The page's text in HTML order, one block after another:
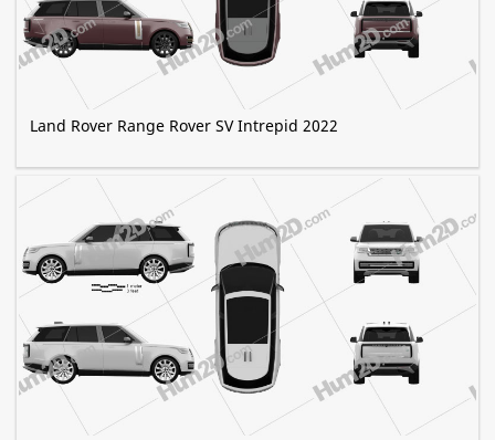
Land Rover Range Rover SV Intrepid 2022